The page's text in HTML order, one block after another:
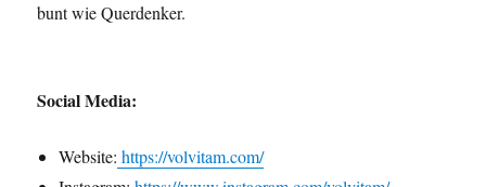
bunt wie Querdenker.
Social Media:
Website: https://volvitam.com/